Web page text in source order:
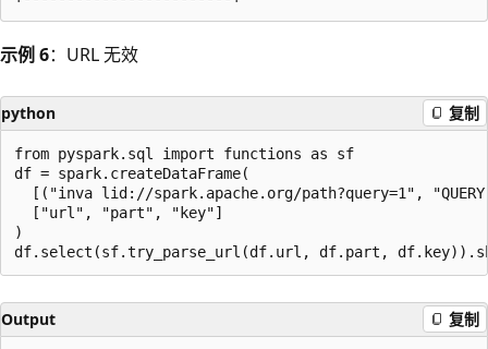
示例 6：URL 无效
python 复制
from pyspark.sql import functions as sf
df = spark.createDataFrame(
[("inva lid://spark.apache.org/path?query=1",
  ["url", "part", "key"]
)
Output 复制